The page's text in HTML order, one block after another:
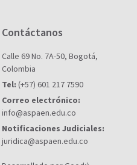
Contáctanos
Calle 69 No. 7A-50, Bogotá,
Colombia
Tel: (+57) 601 217 7590
Correo electrónico:
info@aspaen.edu.co
Notificaciones Judiciales:
juridica@aspaen.edu.co